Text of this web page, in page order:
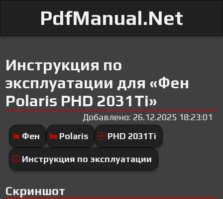
PdfManual.Net
Инструкция по
эксплуатации для «Фен
Polaris PHD 2031Ti»
Добавлено: 26.12.2025 18:23:01
Фен
Polaris PHD 2031Ti
Инструкция по эксплуатации
Скриншот